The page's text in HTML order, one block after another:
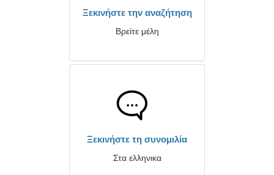
Ξεκινήστε την αναζήτηση
Βρείτε μέλη
Ξεκινήστε τη συνομιλία
Στα ελληνικα